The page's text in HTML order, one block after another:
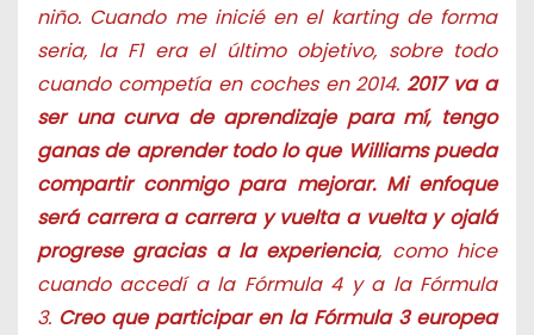
niño. Cuando me inicié en el karting de forma
seria, la F1 era el último objetivo, sobre todo
cuando competía en coches en 2014.2017 va a
ser una curva de aprendizaje para mí, tengo
ganas de aprender todo lo que Williams pueda
compartir conmigo para mejorar. Mi enfoque
será carrera a carrera y vuelta a vuelta y ojalá
progrese gracias a la experiencia, como hice
cuando accedí a la Fórmula 4 y a la Fórmula
3. Creo que participar en la Fórmula 3 europea